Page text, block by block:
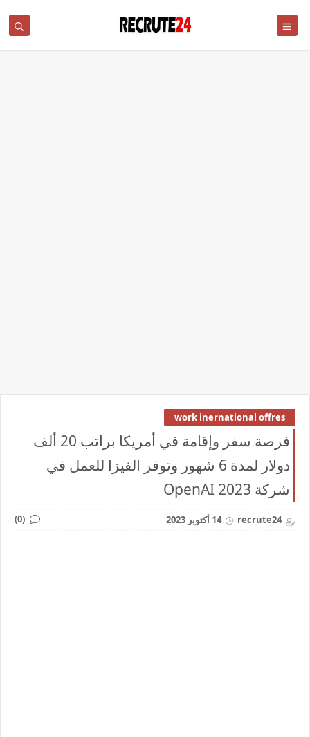
work inernational offres
فرصة سفر وإقامة في أمريكا براتب 20 ألف
دولار لمدة 6 شهور وتوفر الفيزا للعمل في
شركة OpenAI 2023
recrute24 14 أكتوبر 2023 (0)